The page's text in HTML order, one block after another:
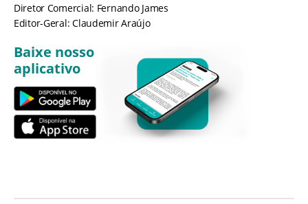
Diretor Comercial: Fernando James
Editor-Geral: Claudemir Araújo
Baixe nosso
aplicativo